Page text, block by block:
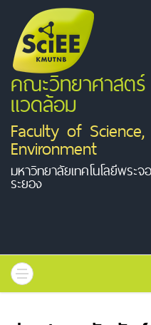
คณะวิทยาศาสต
แวดล้อม
Faculty of
Environment
มหาวิทยาลัยเทคโนโลยีพระ
ระยอง